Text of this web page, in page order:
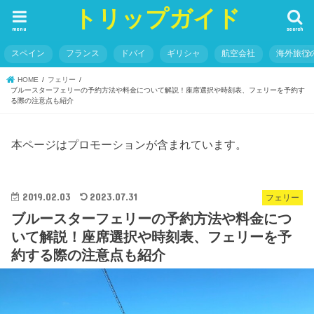
トリップガイド search
menu
スペイン フランス ドバイ ギリシャ 航空会社 海外旅行
HOME
フェリー
ブルースターフェリーの予約方法や料金について解説！座席選択や時刻表、フェリーを予約す
る際の注意点も紹介
本ページはプロモーションが含まれています。
フェリー
2019.02.03 2023.07.31
ブルースターフェリーの予約方法や料金につ
いて解説！座席選択や時刻表、フェリーを予
約する際の注意点も紹介